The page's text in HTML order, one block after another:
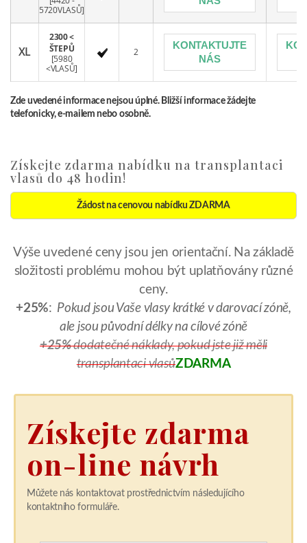
5720VLASŮ]
XL
2300 <
ŠTEPŮ
[5980
<VLASŮ]
2
KONTAKTUJTE
NÁS
Zde uvedené informace nejsou úplné. Bližší informace žádejte
telefonicky, e-mailem nebo osobně.
Získejte zdarma nabídku na transplantaci
vlasů do 48 hodin!
Žádost na cenovou nabídku ZDARMA
Výše uvedené ceny jsou jen orientační. Na základě
složitosti problému mohou být uplatňovány různé
ceny.
+25%: Pokud jsou Vaše vlasy krátké v darovací zóně,
ale jsou původní délky na cílové zóně
+25%dodatečné náklady, pokud jste již měli
transplantaci vlasůZDARMA
Získejte zdarma
on-line návrh
Můžete nás kontaktovat prostřednictvím následujícího
kontaktního formuláře.